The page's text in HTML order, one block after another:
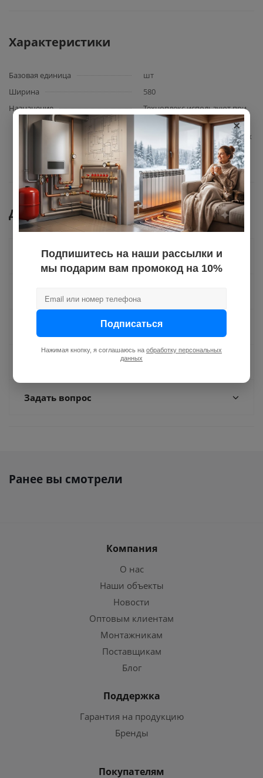
Характеристики
Базовая единица
шт
Ширина
580
Назначение
Техноплекс используют при
устройстве балконов,
перегородок, в конструкциях
пола и «теплого пола».
Документы
Как купить
Задать вопрос
Ранее вы смотрели
Компания
О нас
Наши объекты
Новости
Оптовым клиентам
Монтажникам
Поставщикам
Блог
Поддержка
Гарантия на продукцию
Бренды
Покупателям
×
Подпишитесь на наши рассылки и
мы подарим вам промокод на 10%
Подписаться
Нажимая кнопку, я соглашаюсь на обработку персональных
данных